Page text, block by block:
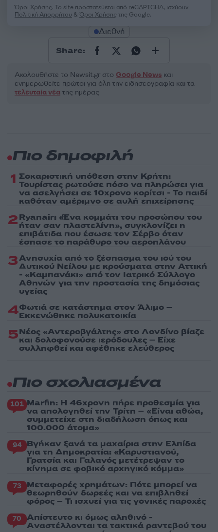
Όροι Χρήσης. Το site προστατεύεται από reCAPTCHA, ισχύουν
Πολιτική Απορρήτου &Όροι Χρήσης της Google.
Διεθνή
Share:
Ακολουθήστε το Νewsit.gr στο Google News και
ενημερωθείτε πρώτοι για όλη την ειδησεογραφία και τα
τελευταία νέα της ημέρας
Πιο δημοφιλή
1 Σοκαριστική υπόθεση στην Κρήτη:
Τουρίστας ρωτούσε πόσο να πληρώσει για
να ασελγήσει σε 10χρονο κορίτσι - Το παιδί
καθόταν αμέριμνο σε αυλή επιχείρησης
2Ryanair: «Ένα κομμάτι του προσώπου του
ήταν σαν πλαστελίνη», συγκλονίζει η
επιβάτιδα που έσωσε τον Σέρβο όταν
έσπασε το παράθυρο του αεροπλάνου
3Ανησυχία από το ξέσπασμα του ιού του
Δυτικού Νείλου με κρούσματα στην Αττική
- «Καμπανάκι» από τον Ιατρικό Σύλλογο
Αθηνών για την προστασία της δημόσιας
υγείας
4Φωτιά σε κατάστημα στον Άλιμο –
Εκκενώθηκε πολυκατοικία
5Νέος «Αντεροβγάλτης» στο Λονδίνο βίαζε
και δολοφονούσε ιερόδουλες – Είχε
συλληφθεί και αφέθηκε ελεύθερος
Πιο σχολιασμένα
101 Marfin: Η 46χρονη πήρε προθεσμία για
να απολογηθεί την Τρίτη – «Είναι αθώα,
συμμετείχε στη διαδήλωση όπως και
100.000 άτομα»
94 Βγήκαν ξανά τα μαχαίρια στην Ελπίδα
για τη Δημοκρατία: «Καρυστιανού,
Γρατσία και Γαλανός μετέτρεψαν το
κίνημα σε φοβικό αρχηγικό κόμμα»
73 Μεταφορές χρημάτων: Πότε μπορεί να
θεωρηθούν δωρεές και να επιβληθεί
φόρος – Τι ισχυεί για τις γονικές παροχές
70 Απίστευτο κι όμως αληθινό -
Aναστέλλονται τα τακτικά ραντεβού του